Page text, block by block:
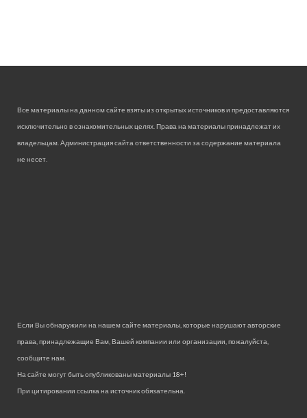
Все материалы на данном сайте взяты из открытых источников и предоставляются
исключительно в ознакомительных целях. Права на материалы принадлежат их
владельцам. Администрация сайта ответственности за содержание материала
не несет.
Если Вы обнаружили на нашем сайте материалы, которые нарушают авторские
права, принадлежащие Вам, Вашей компании или организации, пожалуйста,
сообщите нам.
На сайте могут быть опубликованы материалы 18+!
При цитировании ссылка на источник обязательна.